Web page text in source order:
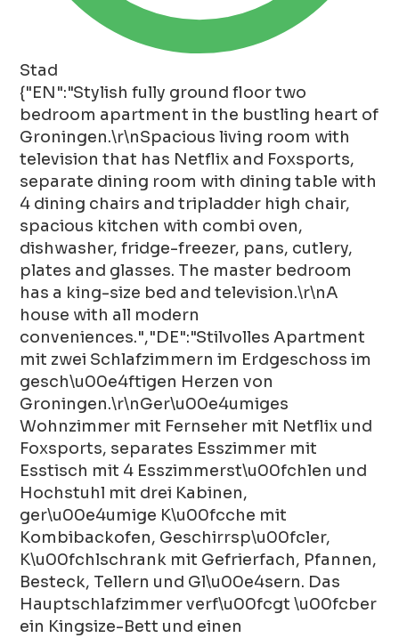
Stad
{"EN":"Stylish fully ground floor two
bedroom apartment in the bustling heart of
Groningen.\r\nSpacious living room with
television that has Netflix and Foxsports,
separate dining room with dining table with
4 dining chairs and tripladder high chair,
spacious kitchen with combi oven,
dishwasher, fridge-freezer, pans, cutlery,
plates and glasses. The master bedroom
has a king-size bed and television.\r\nA
house with all modern
conveniences.","DE":"Stilvolles Apartment
mit zwei Schlafzimmern im Erdgeschoss im
gesch\u00e4ftigen Herzen von
Groningen.\r\nGer\u00e4umiges
Wohnzimmer mit Fernseher mit Netflix und
Foxsports, separates Esszimmer mit
Esstisch mit 4 Esszimmerst\u00fchlen und
Hochstuhl mit drei Kabinen,
ger\u00e4umige K\u00fcche mit
Kombibackofen, Geschirrsp\u00fcler,
K\u00fchlschrank mit Gefrierfach, Pfannen,
Besteck, Tellern und Gl\u00e4sern. Das
Hauptschlafzimmer verf\u00fcgt \u00fcber
ein Kingsize-Bett und einen